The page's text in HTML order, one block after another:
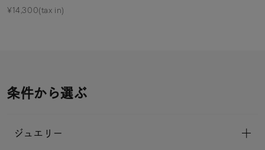
¥14,300(tax in)
条件から選ぶ
ジュエリー